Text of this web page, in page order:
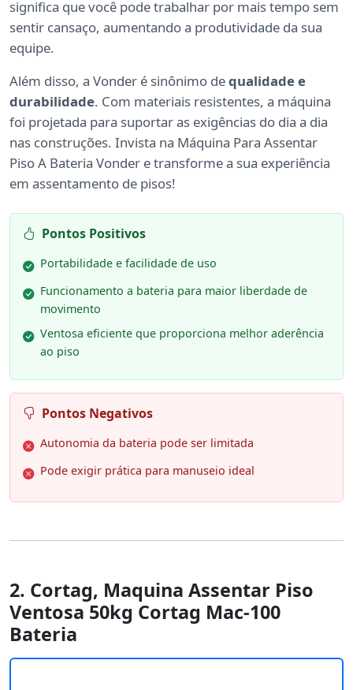
significa que você pode trabalhar por mais tempo sem
sentir cansaço, aumentando a produtividade da sua
equipe.
Além disso, a Vonder é sinônimo dequalidade e
durabilidade. Com materiais resistentes, a máquina
foi projetada para suportar as exigências do dia a dia
nas construções. Invista na Máquina Para Assentar
Piso A Bateria Vonder e transforme a sua experiência
em assentamento de pisos!
Pontos Positivos
Portabilidade e facilidade de uso
Funcionamento a bateria para maior liberdade de
movimento
Ventosa eficiente que proporciona melhor aderência
ao piso
Pontos Negativos
Autonomia da bateria pode ser limitada
Pode exigir prática para manuseio ideal
2. Cortag, Maquina Assentar Piso
Ventosa 50kg Cortag Mac-100
Bateria